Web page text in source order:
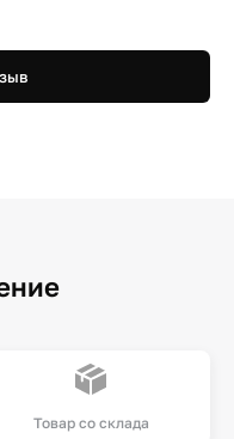
Товар со склада